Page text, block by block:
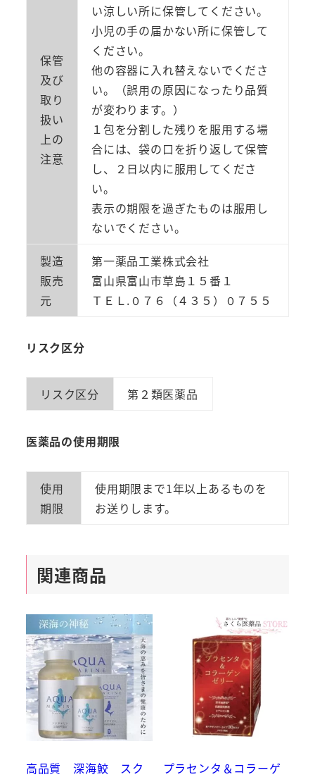
保管
及び
取り
扱い
上の
注意
い涼しい所に保管してください。
小児の手の届かない所に保管して
ください。
他の容器に入れ替えないでくださ
い。（誤用の原因になったり品質
が変わります。）
１包を分割した残りを服用する場
合には、袋の口を折り返して保管
し、２日以内に服用してくださ
い。
表示の期限を過ぎたものは服用し
ないでください。
製造
販売
元
第一薬品工業株式会社
富山県富山市草島１５番１
ＴＥＬ.０７６（４３５）０７５５
リスク区分
リスク区分 第２類医薬品
医薬品の使用期限
使用
期限
使用期限まで1年以上あるものを
お送りします。
関連商品
高品質 深海鮫 スク
プラセンタ＆コラーゲ